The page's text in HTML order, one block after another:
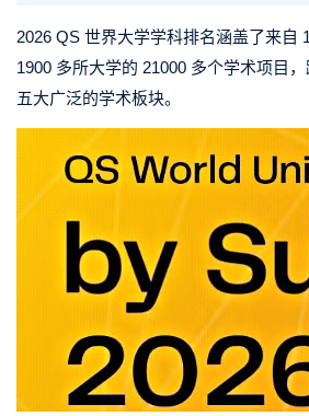
2026 QS 世界大学学科排名涵盖了来自
1900 多所大学的 21000 多个学术项目
五大广泛的学术板块。